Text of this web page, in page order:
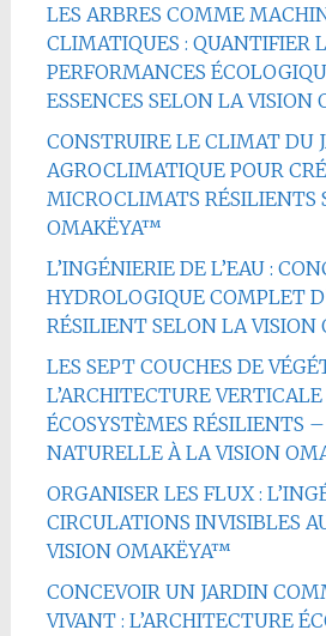
LES ARBRES COMME
CLIMATIQUES : QUANTIFIER
PERFORMANCES
ESSENCES SELON LA
CONSTRUIRE LE CLIMAT DU
AGROCLIMATIQUE POUR
MICROCLIMATS RÉSILIENTS
OMAKËYA™
L’INGÉNIERIE DE L’EAU :
HYDROLOGIQUE COMPLET
RÉSILIENT SELON LA
LES SEPT COUCHES DE
L’ARCHITECTURE VERTICALE
ÉCOSYSTÈMES RÉSILIENTS
NATURELLE À LA VISION
ORGANISER LES FLUX :
CIRCULATIONS INVISIBLES
VISION OMAKËYA™
CONCEVOIR UN JARDIN
VIVANT : L’ARCHITECTURE